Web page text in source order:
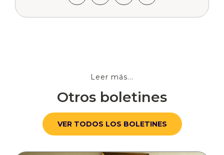
Leer más...
Otros boletines
VER TODOS LOS BOLETINES